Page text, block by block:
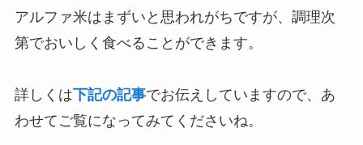
アルファ米はまずいと思われがちですが、調理次
第でおいしく食べることができます。
詳しくは下記の記事でお伝えしていますので、あ
わせてご覧になってみてくださいね。